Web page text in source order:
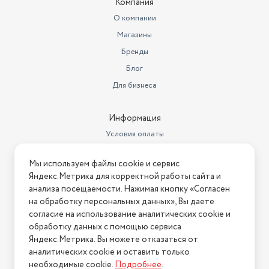
Высота товара в упаковке, в
SBER
Комплектация
Умная лампа SberDevices E14 - 1
инструкция пользователя,
коробка
RGB
Мощность, Вт
5.4
Напряжение
220 В
Тип цоколя
E14
Компания
О компании
Магазины
Бренды
Блог
Для бизнеса
Информация
Условия оплаты
Условия возврата
Нашли ошибку на сайте? Напишите нам
2026 © Интернет-магазин "АстМаркет". У нас есть всё!
Политика конфиденциальности
Мы используем файлы cookie и сервис
Яндекс.Метрика для корректной работы сайта и
анализа посещаемости. Нажимая кнопку «Согласен
на обработку персональных данных», Вы даете
согласие на использование аналитических cookie и
обработку данных с помощью сервиса
Яндекс.Метрика. Вы можете отказаться от
аналитических cookie и оставить только
необходимые cookie.Подробнее.